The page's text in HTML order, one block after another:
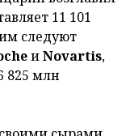
11 101
следуют
иNovartis,
825 млн